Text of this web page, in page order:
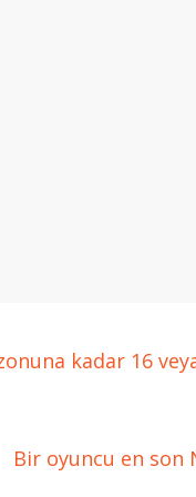
kadar 16
Bir oyuncu en son